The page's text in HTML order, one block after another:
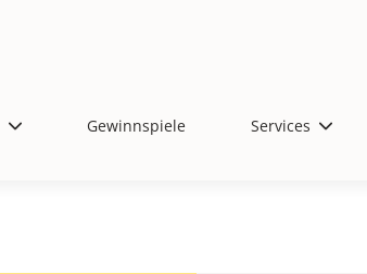
Gewinnspiele Services